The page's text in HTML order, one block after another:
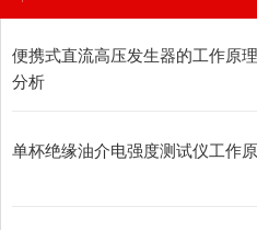
便携式直流高压发生器的工作原
分析
单杯绝缘油介电强度测试仪工作